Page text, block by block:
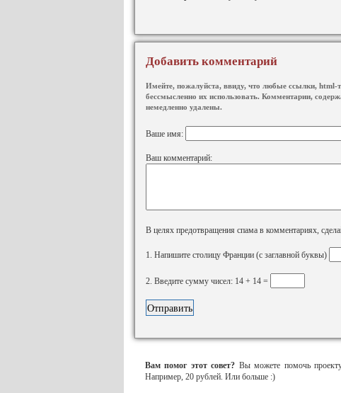
Добавить комментарий
Имейте, пожалуйста, ввиду, что любые ссылки, html-
бессмысленно их использовать. Комментарии,
немедленно удалены.
Ваше имя:
Ваш комментарий:
В целях предотвращения спама в комментариях,
1. Напишите столицу Франции (с заглавной буквы)
2. Введите сумму чисел: 14 + 14 =
Вам помог этот совет? Вы можете помочь
Например, 20 рублей. Или больше :)